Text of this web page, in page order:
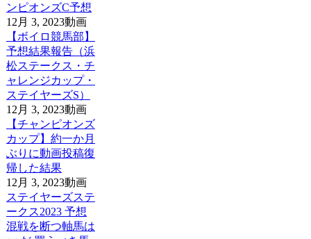
ンピオンズC予想
12月 3, 2023動画
【ボイロ競馬部】
予想結果報告（浜
松ステークス・チ
ャレンジカップ・
ステイヤーズS）
12月 3, 2023動画
【チャンピオンズ
カップ】約一か月
ぶりに動画投稿復
帰した結果
12月 3, 2023動画
ステイヤーズステ
ークス2023 予想
混戦を断つ軸馬は